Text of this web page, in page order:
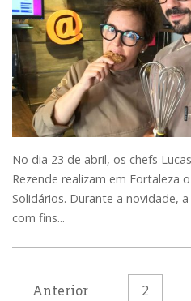
No dia 23 de abril, os chefs
Rezende realizam em Fortaleza
Solidários. Durante a novidade,
com fins...
Anterior 2